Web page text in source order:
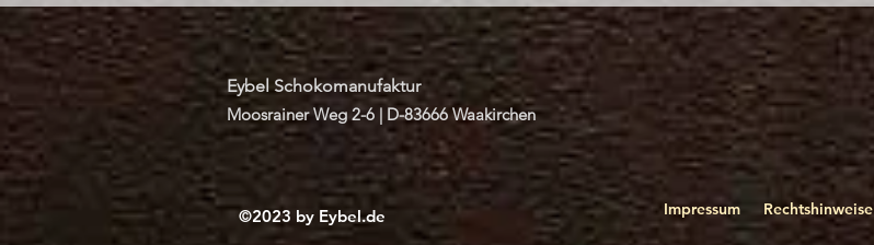
p
Eybel Schokomanufaktur
Moosrainer Weg 2-6 | D-83666 Waakirchen
©2023 by Eybel.de Impressum Rechtshinweise